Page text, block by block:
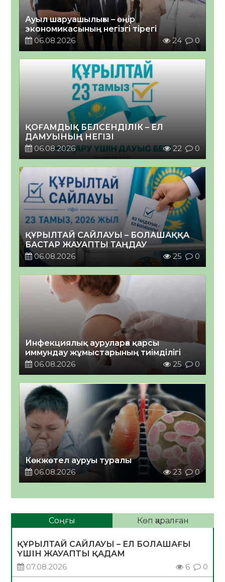
Ауыл шаруашылығы – өңір
экономикасының негізгі тірегі
06.08.2026
24 0
ҚОҒАМДЫҚ БЕЛСЕНДІЛІК – ЕЛ
ДАМУЫНЫҢ НЕГІЗІ
06.08.2026
22 0
ҚҰРЫЛТАЙ САЙЛАУЫ – БОЛАШАҚҚА
БАСТАР ЖАУАПТЫ ТАҢДАУ
06.08.2026
25 0
Инфекциялық ауруларға қарсы
иммундау жұмыстарының тиімділігі
06.08.2026
25 0
Көкжөтел ауруы туралы
06.08.2026
23 0
Соңғы Көп қаралған
ҚҰРЫЛТАЙ САЙЛАУЫ – ЕЛ БОЛАШАҒЫ
ҮШІН ЖАУАПТЫ ҚАДАМ
07.08.2026
6 0